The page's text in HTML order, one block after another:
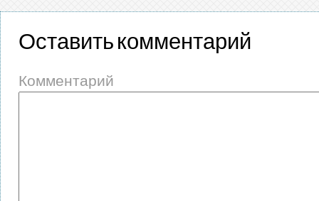
Оставить комментарий
Комментарий